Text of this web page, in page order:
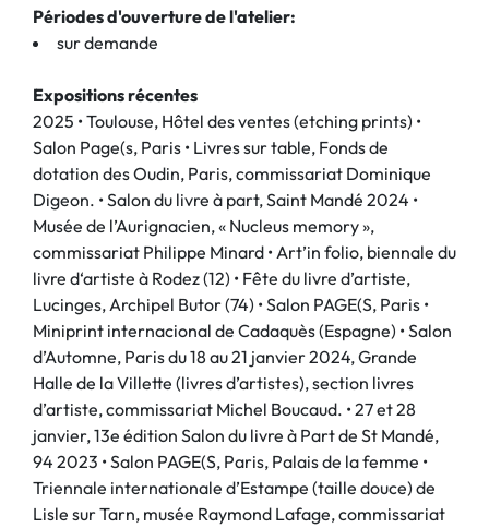
Périodes d'ouverture de l'atelier:
sur demande
Expositions récentes
2025 • Toulouse, Hôtel des ventes (etching prints) •
Salon Page(s, Paris • Livres sur table, Fonds de
dotation des Oudin, Paris, commissariat Dominique
Digeon. • Salon du livre à part, Saint Mandé 2024 •
Musée de l’Aurignacien, « Nucleus memory »,
commissariat Philippe Minard • Art’in folio, biennale du
livre d‘artiste à Rodez (12) • Fête du livre d’artiste,
Lucinges, Archipel Butor (74) • Salon PAGE(S, Paris •
Miniprint internacional de Cadaquès (Espagne) • Salon
d’Automne, Paris du 18 au 21 janvier 2024, Grande
Halle de la Villette (livres d’artistes), section livres
d’artiste, commissariat Michel Boucaud. • 27 et 28
janvier, 13e édition Salon du livre à Part de St Mandé,
94 2023 • Salon PAGE(S, Paris, Palais de la femme •
Triennale internationale d’Estampe (taille douce) de
Lisle sur Tarn, musée Raymond Lafage, commissariat